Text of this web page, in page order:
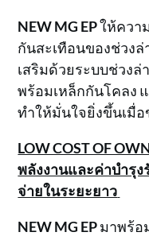
NEW MG EPให้ควา
กันสะเทือนของช่วงล่
เสริมด้วยระบบช่วงล่
พร้อมเหล็กกันโคลง
ทำให้มั่นใจยิ่งขึ้นเมื่
LOW COST OF
พลังงานและค่าบำรุ
จ่ายในระยะยาว
NEW MG EPมาพร้อ